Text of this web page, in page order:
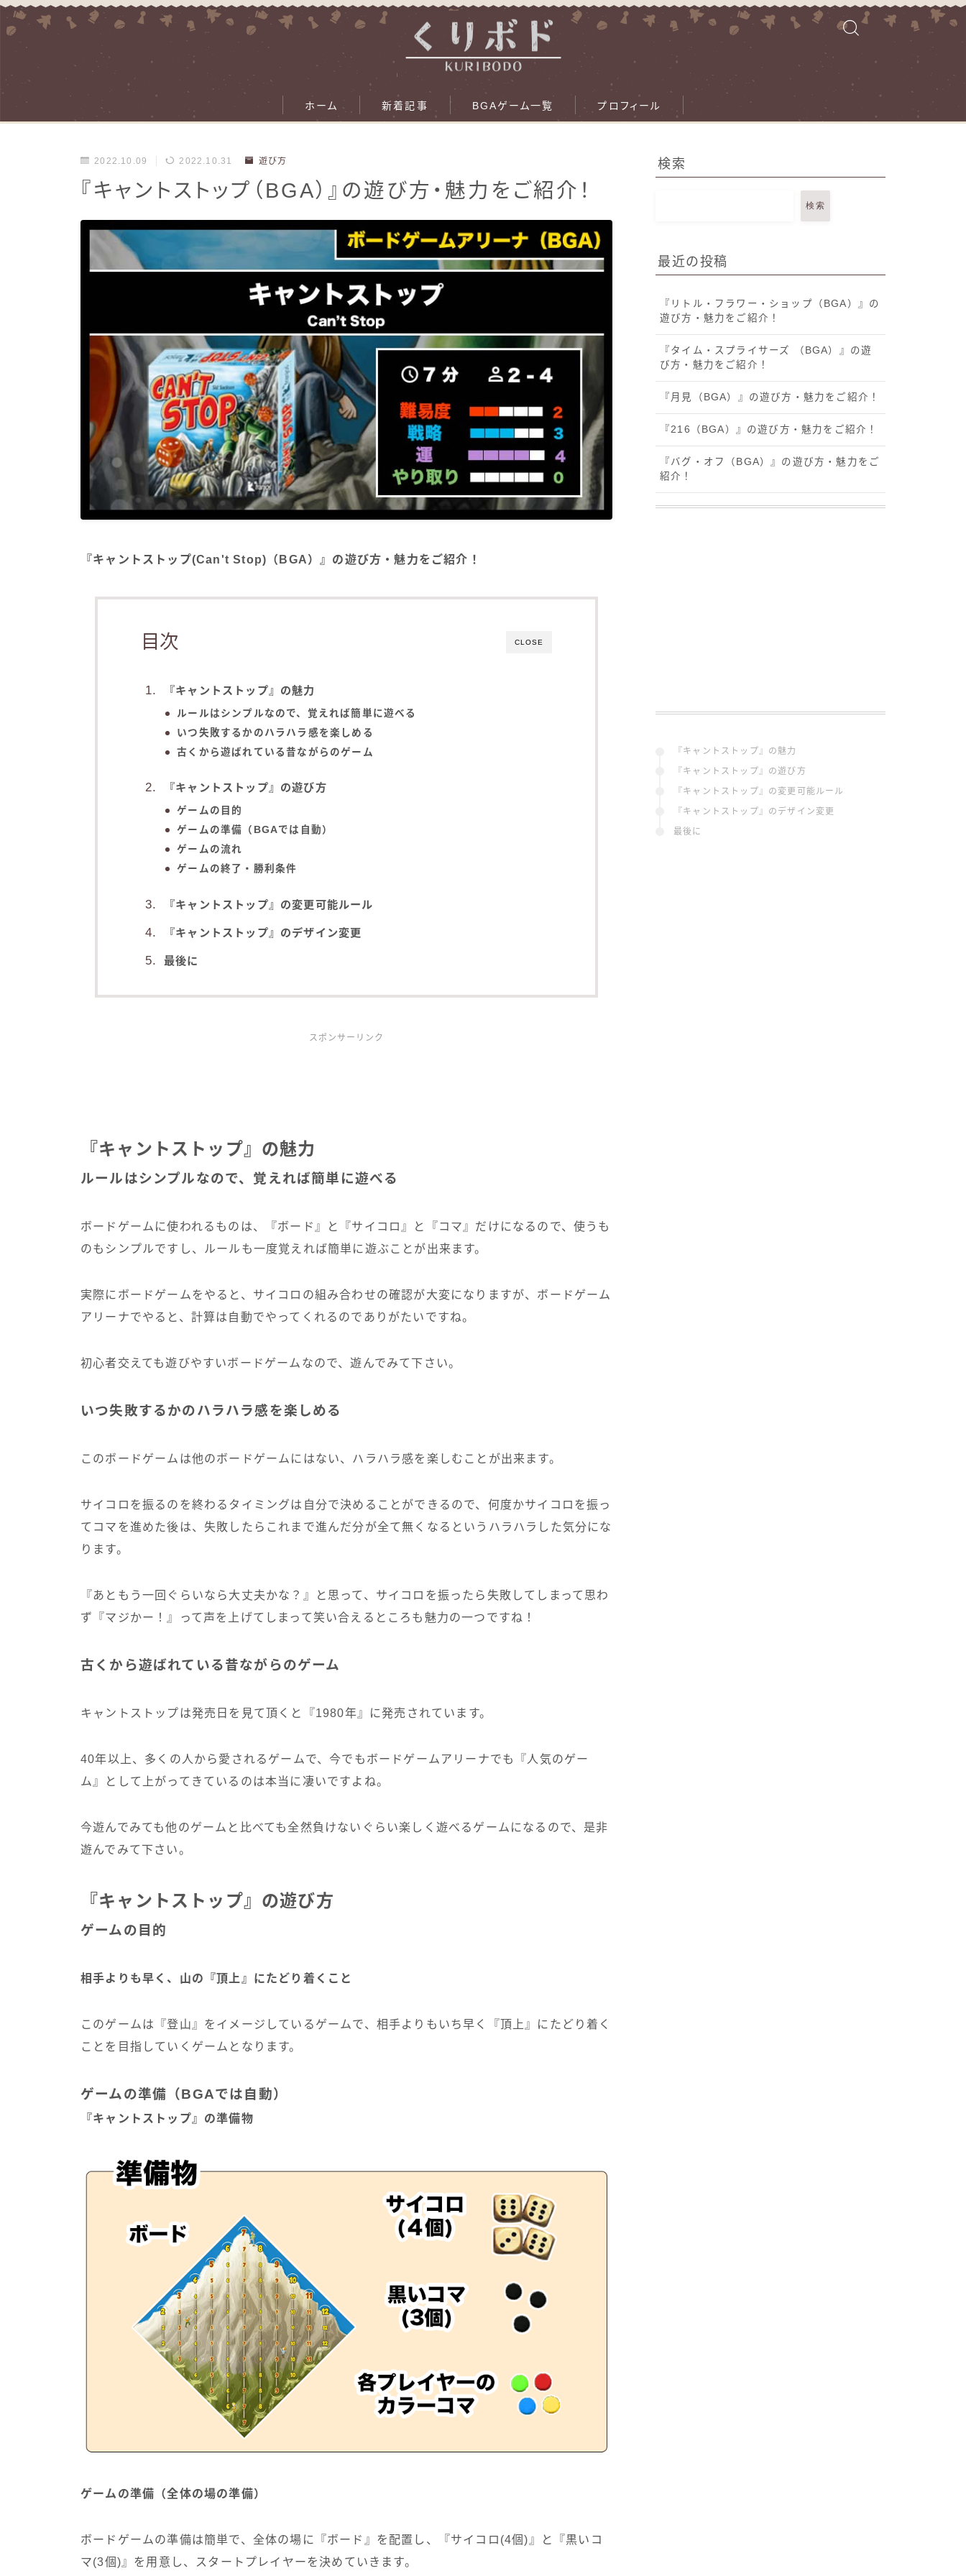
ホーム 新着記事 BGAゲーム一覧 プロフィール
2022.10.09 2022.10.31 遊び方
『キャントストップ（BGA）』の遊び方・魅力をご紹介！
『キャントストップ(Can't Stop)（BGA）』の遊び方・魅力をご紹介！
CLOSE
目次
『キャントストップ』の魅力
ルールはシンプルなので、覚えれば簡単に遊べる
いつ失敗するかのハラハラ感を楽しめる
古くから遊ばれている昔ながらのゲーム
『キャントストップ』の遊び方
ゲームの目的
ゲームの準備（BGAでは自動）
ゲームの流れ
ゲームの終了・勝利条件
『キャントストップ』の変更可能ルール
『キャントストップ』のデザイン変更
最後に
スポンサーリンク
『キャントストップ』の魅力
ルールはシンプルなので、覚えれば簡単に遊べる
ボードゲームに使われるものは、『ボード』と『サイコロ』と『コマ』だけになるので、使うも
のもシンプルですし、ルールも一度覚えれば簡単に遊ぶことが出来ます。
実際にボードゲームをやると、サイコロの組み合わせの確認が大変になりますが、ボードゲーム
アリーナでやると、計算は自動でやってくれるのでありがたいですね。
初心者交えても遊びやすいボードゲームなので、遊んでみて下さい。
いつ失敗するかのハラハラ感を楽しめる
このボードゲームは他のボードゲームにはない、ハラハラ感を楽しむことが出来ます。
サイコロを振るのを終わるタイミングは自分で決めることができるので、何度かサイコロを振っ
てコマを進めた後は、失敗したらこれまで進んだ分が全て無くなるというハラハラした気分にな
ります。
『あともう一回ぐらいなら大丈夫かな？』と思って、サイコロを振ったら失敗してしまって思わ
ず『マジかー！』って声を上げてしまって笑い合えるところも魅力の一つですね！
古くから遊ばれている昔ながらのゲーム
キャントストップは発売日を見て頂くと『1980年』に発売されています。
40年以上、多くの人から愛されるゲームで、今でもボードゲームアリーナでも『人気のゲー
ム』として上がってきているのは本当に凄いですよね。
今遊んでみても他のゲームと比べても全然負けないぐらい楽しく遊べるゲームになるので、是非
遊んでみて下さい。
『キャントストップ』の遊び方
ゲームの目的
相手よりも早く、山の『頂上』にたどり着くこと
このゲームは『登山』をイメージしているゲームで、相手よりもいち早く『頂上』にたどり着く
ことを目指していくゲームとなります。
ゲームの準備（BGAでは自動）
『キャントストップ』の準備物
ゲームの準備（全体の場の準備）
ボードゲームの準備は簡単で、全体の場に『ボード』を配置し、『サイコロ(4個)』と『黒いコ
マ(3個)』を用意し、スタートプレイヤーを決めていきます。
検索
検索
最近の投稿
『リトル・フラワー・ショップ（BGA）』の
遊び方・魅力をご紹介！
『タイム・スプライサーズ （BGA）』の遊
び方・魅力をご紹介！
『月見（BGA）』の遊び方・魅力をご紹介！
『216（BGA）』の遊び方・魅力をご紹介！
『バグ・オフ（BGA）』の遊び方・魅力をご
紹介！
『キャントストップ』の魅力
『キャントストップ』の遊び方
『キャントストップ』の変更可能ルール
『キャントストップ』のデザイン変更
最後に